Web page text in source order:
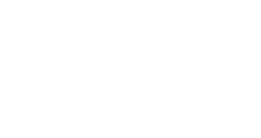
Deze smalle labels
breiwerk te markeren
met je creaties. Of je
ander handgemaakt item
zullen gegarandeerd de